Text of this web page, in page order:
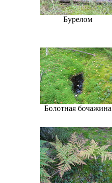
Бурелом
Болотная бочажина